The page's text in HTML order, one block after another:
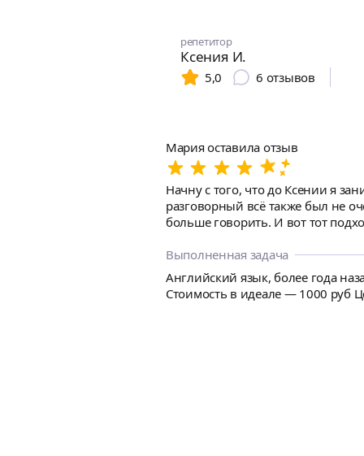
репетитор
Ксения И.
5,0
6 отзывов
Мария оставила отзыв
Начну с того, что до Ксении я
разговорный всё также был не
больше говорить. И вот тот
это очень ценно. Стало легче
Думаю с таким преподавателем я
Выполненная задача
Английский язык, более года
Стоимость в идеале — 1000 руб